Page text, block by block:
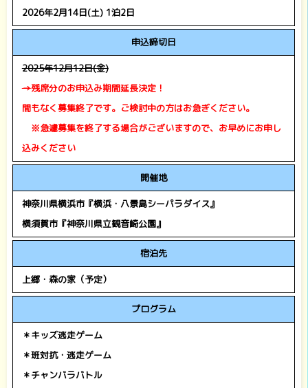
2026年2月14日(土) 1泊2日
申込締切日
2025年12月12日(金)
→残席分のお申込み期間延長決定！
間もなく募集終了です。ご検討中の方はお急ぎください。
※急遽募集を終了する場合がございますので、お早めにお申し
込みください
開催地
神奈川県横浜市『横浜・八景島シーパラダイス』
横須賀市『神奈川県立観音崎公園』
宿泊先
上郷・森の家（予定）
プログラム
＊キッズ逃走ゲーム
＊班対抗・逃走ゲーム
＊チャンバラバトル